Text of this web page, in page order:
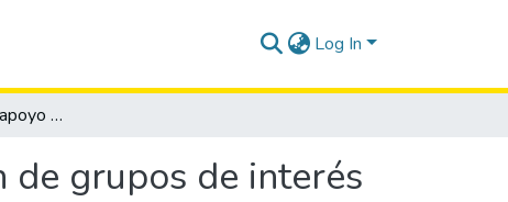
Log In
La tecnología como apoyo para alertas y ubicación de grupos de interés prioritario.
de grupos de interés